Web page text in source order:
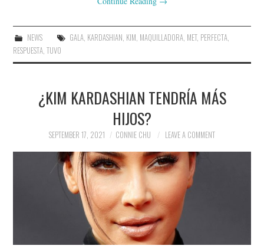
NEWS GALA, KARDASHIAN, KIM, MAQUILLADORA, MET, PERFECTA,
RESPUESTA,TUVO
¿KIM KARDASHIAN TENDRÍA MÁS
HIJOS?
SEPTEMBER 17, 2021 CONNIE CHU LEAVE A COMMENT